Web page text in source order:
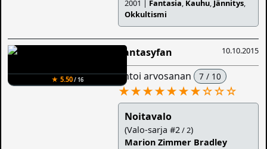
2001 | Fantasia, Kauhu, Jännitys,
Okkultismi
★ 5.50/ 16
10.10.2015
Fantasyfan
antoi arvosanan 7 / 10
★★★★★★★☆☆☆
Noitavalo
(Valo-sarja #2/ 2)
Marion Zimmer Bradley